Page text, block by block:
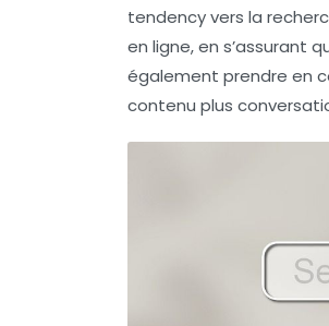
tendency vers la
en ligne, en s’assurant
également prendre en
contenu plus